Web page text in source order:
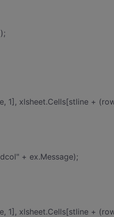
1], xlsheet.Cells[stline +
+ ex.Message);
1], xlsheet.Cells[stline +